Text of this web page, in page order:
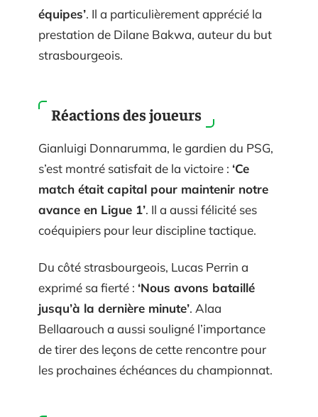
équipes’. Il a particulièrement apprécié la
prestation de Dilane Bakwa, auteur du but
strasbourgeois.
Réactions des joueurs
Gianluigi Donnarumma, le gardien du PSG,
s’est montré satisfait de la victoire : ‘Ce
match était capital pour maintenir notre
avance en Ligue 1’. Il a aussi félicité ses
coéquipiers pour leur discipline tactique.
Du côté strasbourgeois, Lucas Perrin a
exprimé sa fierté : ‘Nous avons bataillé
jusqu’à la dernière minute’. Alaa
Bellaarouch a aussi souligné l’importance
de tirer des leçons de cette rencontre pour
les prochaines échéances du championnat.